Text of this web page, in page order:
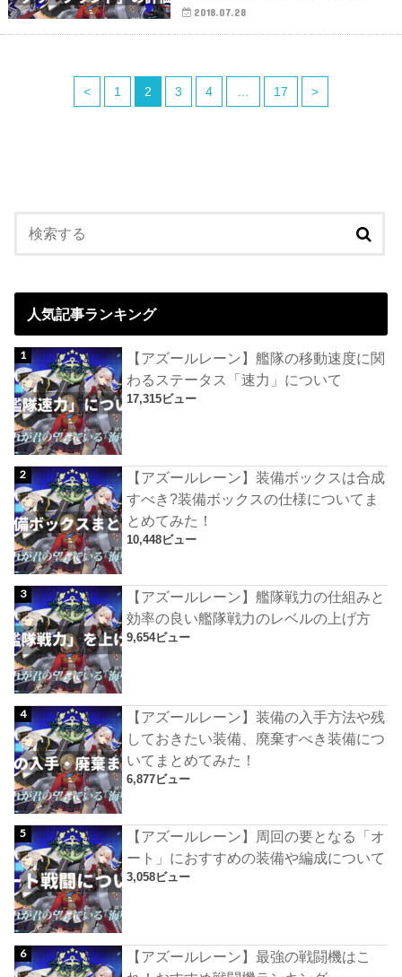
2018.07.28
< 1 2 3 4 17 >
人気記事ランキング
【アズールレーン】艦隊の移動速度に関
わるステータス「速力」について
17,315ビュー
【アズールレーン】装備ボックスは合成
すべき?装備ボックスの仕様についてま
とめてみた！
10,448ビュー
【アズールレーン】艦隊戦力の仕組みと
効率の良い艦隊戦力のレベルの上げ方
9,654ビュー
【アズールレーン】装備の入手方法や残
しておきたい装備、廃棄すべき装備につ
いてまとめてみた！
6,877ビュー
【アズールレーン】周回の要となる「オ
ート」におすすめの装備や編成について
3,058ビュー
【アズールレーン】最強の戦闘機はこ